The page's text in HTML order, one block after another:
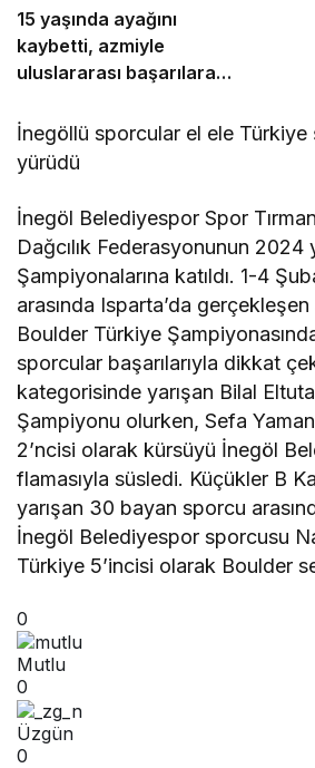
15 yaşında ayağını
kaybetti, azmiyle
uluslararası başarılara
İnegöllü sporcular el ele
yürüdü
İnegöl Belediyespor Spor
Dağcılık Federasyonunun 2024
Şampiyonalarına katıldı. 1-4
arasında Isparta’da gerçekleşen
Boulder Türkiye
sporcular başarılarıyla dikkat
kategorisinde yarışan Bilal
Şampiyonu olurken, Sefa
2’ncisi olarak kürsüyü İnegöl
flamasıyla süsledi. Küçükler B
yarışan 30 bayan sporcu
İnegöl Belediyespor sporcusu
Türkiye 5’incisi olarak Boulder
0
Mutlu
0
Üzgün
0